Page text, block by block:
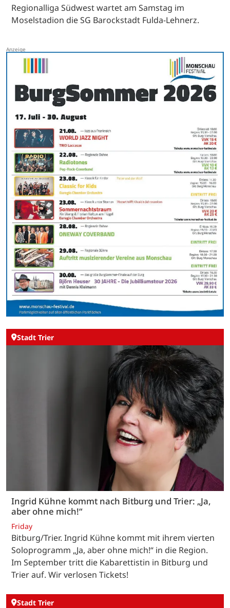
Regionalliga Südwest wartet am Samstag im
Moselstadion die SG Barockstadt Fulda-Lehnerz.
Stadt Trier
Ingrid Kühne kommt nach Bitburg und Trier: „Ja,
aber ohne mich!“
Friday
Bitburg/Trier. Ingrid Kühne kommt mit ihrem vierten
Soloprogramm „Ja, aber ohne mich!“ in die Region.
Im September tritt die Kabarettistin in Bitburg und
Trier auf. Wir verlosen Tickets!
Stadt Trier